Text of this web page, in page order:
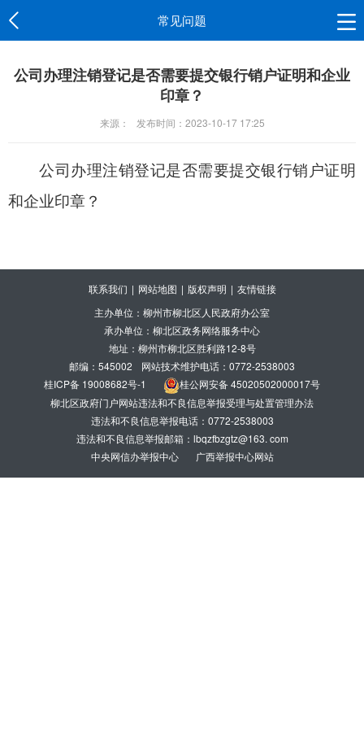
常见问题
公司办理注销登记是否需要提交银行销户证明和企业
印章？
来源： 发布时间：2023-10-17 17:25
公司办理注销登记是否需要提交银行销户证明
和企业印章？
联系我们 | 网站地图 | 版权声明 | 友情链接
主办单位：柳州市柳北区人民政府办公室
承办单位：柳北区政务网络服务中心
地址：柳州市柳北区胜利路12-8号
邮编：545002
网站技术维护电话：0772-2538003
桂ICP备 19008682号-1
桂公网安备 45020502000017号
柳北区政府门户网站违法和不良信息举报受理与处置管理办法
违法和不良信息举报电话：0772-2538003
违法和不良信息举报邮箱：lbqzfbzgtz@163. com
中央网信办举报中心
广西举报中心网站